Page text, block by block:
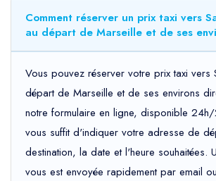
Comment réserver un prix taxi vers
au départ de Marseille et de ses
Vous pouvez réserver votre prix taxi vers
départ de Marseille et de ses environs
notre formulaire en ligne, disponible
vous suffit d'indiquer votre adresse de
destination, la date et l'heure souhaitées.
vous est envoyée rapidement par email